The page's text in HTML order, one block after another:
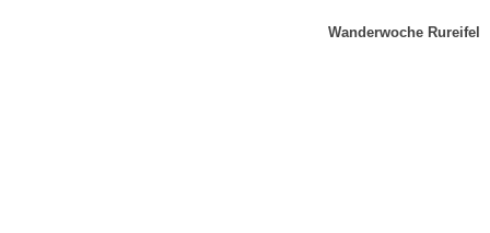
Wanderwoche Rureifel